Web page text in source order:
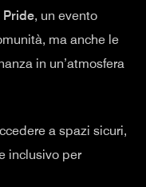
Pride, un evento
ma anche le
in un’atmosfera
a spazi sicuri,
inclusivo per